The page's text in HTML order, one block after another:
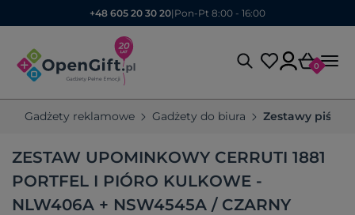
+48 605 20 30 20| Pon-Pt 8:00 - 16:00
0
Gadżety reklamowe Gadżety do biura Zestawy
ZESTAW UPOMINKOWY CERRUTI 1881
PORTFEL I PIÓRO KULKOWE -
NLW406A + NSW4545A / CZARNY